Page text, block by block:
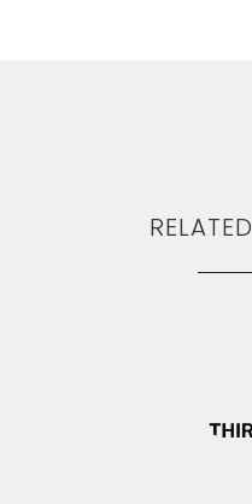
RELATED